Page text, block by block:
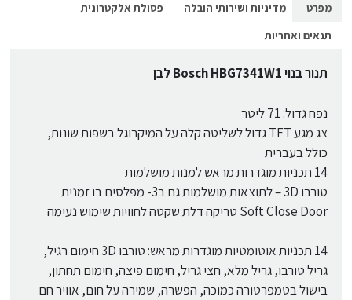
מפרט מדיניות ושירותי הובלה
פסולת אלקטרונית
תנאים ואחריות
תנור בנוי Bosch HBG7341W1 לבן
נפח גדול: 71 ליטר
צג מגע TFT גדול לשליטה קלה על המיקרוגל בשפות שונות,
כולל בעברית
14 תכניות מוגדרות מראש למנות מושלמות
טורבו 3D – לתוצאות מושלמות גם ב3- מפלסים בו זמנית
Soft Close Door טריקה דלת שקטה לחוויות שימוש נעימה
14 תכניות אוטומטיות מוגדרות מראש: טורבו 3D חימום רגיל,
גריל טורבו, גריל מלא, חצי גריל, חימום פיצה, חימום תחתון,
בישול בטמפרטורה כמוכה, הפשרה, שמירה על חום, אוויר חם